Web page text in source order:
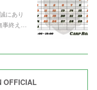
にあり
終え…
OFFICIAL